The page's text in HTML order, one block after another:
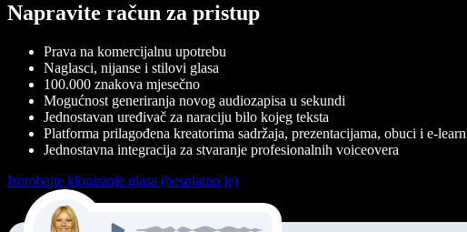
Napravite račun za pristup
Prava na komercijalnu upotrebu
Naglasci, nijanse i stilovi glasa
100.000 znakova mjesečno
Mogućnost generiranja novog audiozapisa u sekundi
Jednostavan uređivač za naraciju bilo kojeg teksta
Platforma prilagođena kreatorima sadržaja, prezentacijama, obuci i e-
Jednostavna integracija za stvaranje profesionalnih voiceovera
Isprobajte kloniranje glasa (besplatno je)